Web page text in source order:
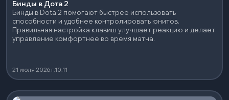
Бинды в Дота 2
Бинды в Dota 2 помогают быстрее использовать
способности и удобнее контролировать юнитов.
Правильная настройка клавиш улучшает реакцию и делает
управление комфортнее во время матча.
21 июля 2026 г.10:11